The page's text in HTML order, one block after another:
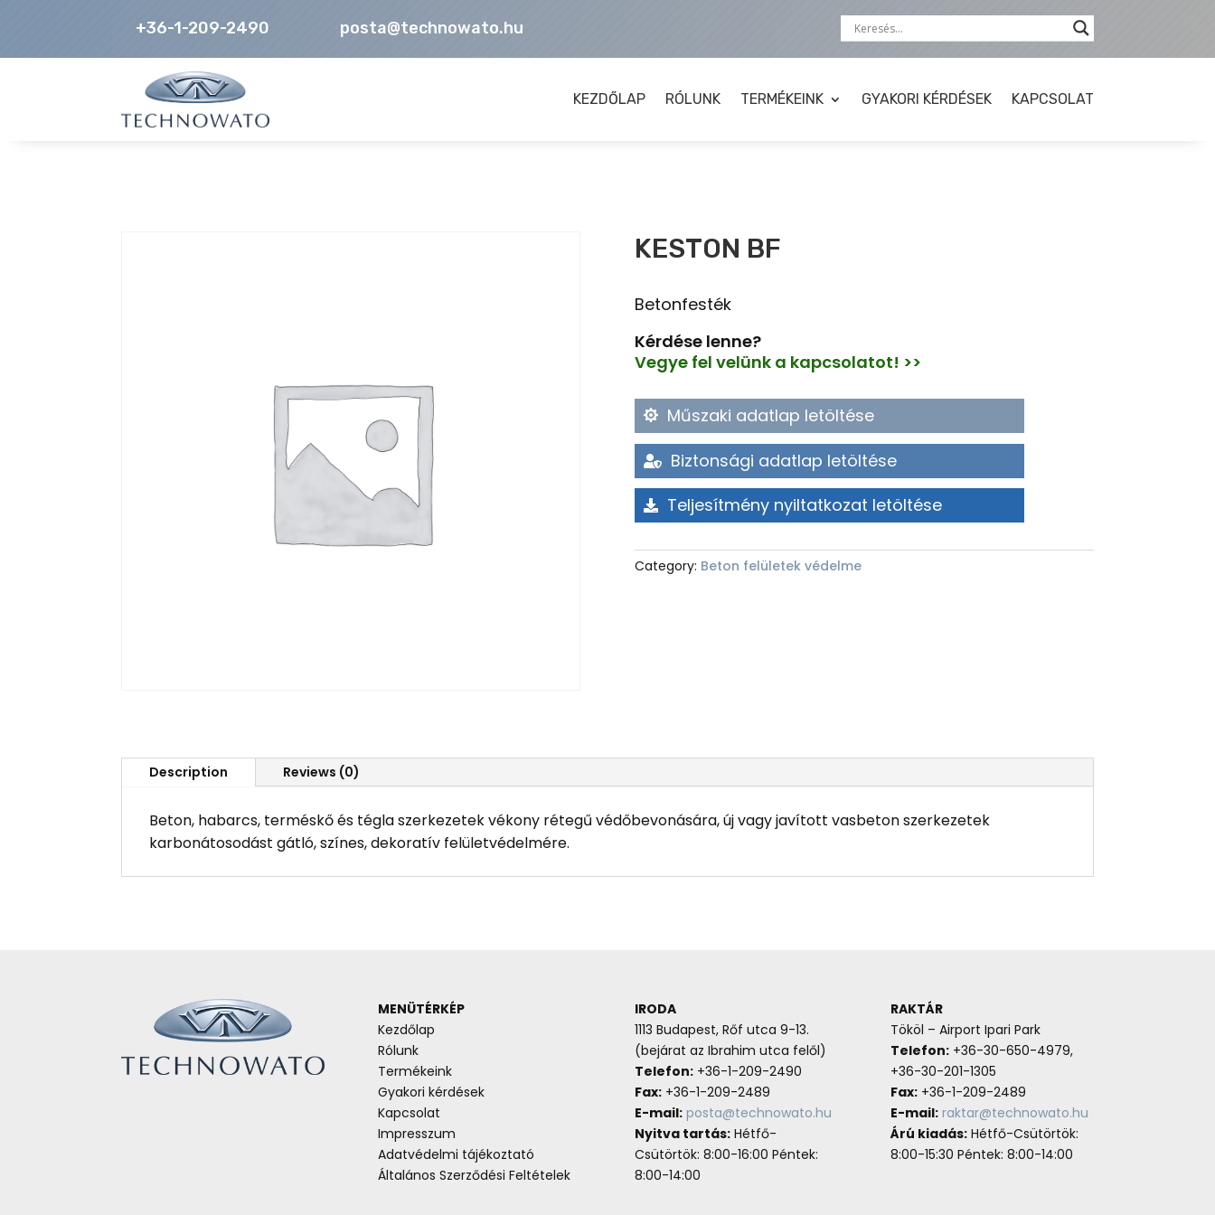
+36-1-209-2490 posta@technowato.hu
KEZDŐLAP RÓLUNK TERMÉKEINK GYAKORI KÉRDÉSEK KAPCSOLAT
KESTON BF
Betonfesték
Kérdése lenne?
Vegye fel velünk a kapcsolatot! >>
Műszaki adatlap letöltése
Biztonsági adatlap letöltése
Teljesítmény nyiltatkozat letöltése
Category: Beton felületek védelme
Description Reviews (0)
Beton, habarcs, terméskő és tégla szerkezetek vékony rétegű védőbevonására, új vagy javított vasbeton szerkezetek
karbonátosodást gátló, színes, dekoratív felületvédelmére.
MENÜTÉRKÉP
Kezdőlap
Rólunk
Termékeink
Gyakori kérdések
Kapcsolat
Impresszum
Adatvédelmi tájékoztató
Általános Szerződési Feltételek
IRODA
1113 Budapest, Rőf utca 9-13.
(bejárat az Ibrahim utca felől)
Telefon:+36-1-209-2490
Fax:+36-1-209-2489
E-mail: posta@technowato.hu
Nyitva tartás:Hétfő-
Csütörtök: 8:00-16:00 Péntek:
8:00-14:00
RAKTÁR
Tököl – Airport Ipari Park
Telefon: +36-30-650-4979,
+36-30-201-1305
Fax: +36-1-209-2489
E-mail: raktar@technowato.hu
Árú kiadás: Hétfő-Csütörtök:
8:00-15:30 Péntek: 8:00-14:00